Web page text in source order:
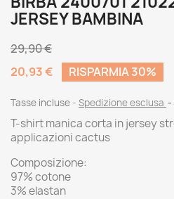
JERSEY BAMBINA
29,90 €
20,93 €
RISPARMIA 30%
Tasse incluse Spedizione esclusa
T-shirt manica corta in jersey
applicazioni cactus
Composizione:
97% cotone
3% elastan